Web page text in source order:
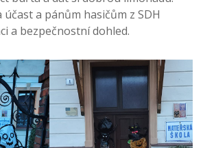
účast a pánům hasičům z SDH
a bezpečnostní dohled.